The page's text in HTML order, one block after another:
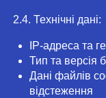
2.4. Технічні дані:
IP-адреса та
Тип та версія
Дані файлів
відстеження